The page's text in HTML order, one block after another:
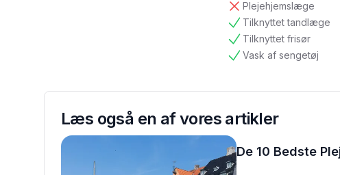
Plejehjemslæge
ikke tilgængelig
Tilknyttet tandlæge
tilgængelig
Tilknyttet frisør
tilgængelig
Vask af sengetøj
tilgængelig
Læs også en af vores artikler
De 10 Bedste